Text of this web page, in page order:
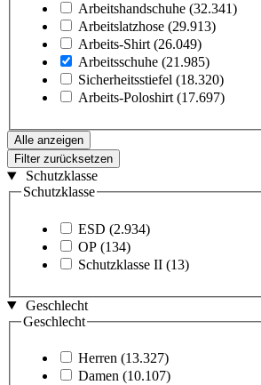
Arbeitshandschuhe (32.341)
Arbeitslatzhose (29.913)
Arbeits-Shirt (26.049)
Arbeitsschuhe (21.985)
Sicherheitsstiefel (18.320)
Arbeits-Poloshirt (17.697)
Alle anzeigen
Filter zurücksetzen
Schutzklasse
Schutzklasse
ESD (2.934)
OP (134)
Schutzklasse II (13)
Geschlecht
Geschlecht
Herren (13.327)
Damen (10.107)